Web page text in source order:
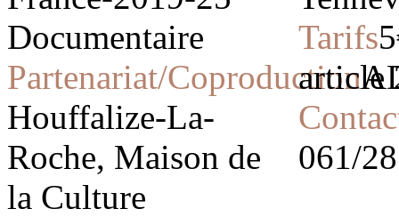
Documentaire
Partenariat/Coproduction
Houffalize-La-
Roche, Maison de
la Culture
Tarifs
article
061/